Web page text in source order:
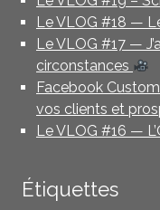
Le VLOG #18 —
Le VLOG #17 —
circonstances
Facebook
vos clients et
Le VLOG #16 —
Étiquettes